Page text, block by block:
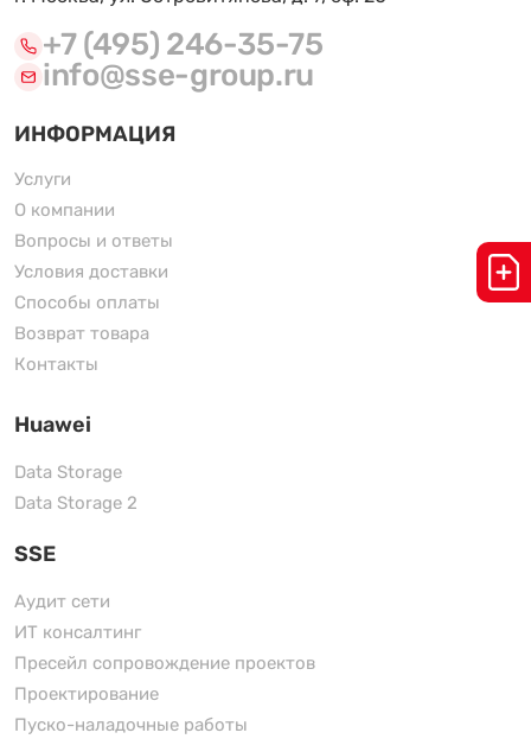
+7 (495) 246-35-75
info@sse-group.ru
ИНФОРМАЦИЯ
Услуги
О компании
Вопросы и ответы
Условия доставки
Способы оплаты
Возврат товара
Контакты
Huawei
Data Storage
Data Storage 2
SSE
Аудит сети
ИТ консалтинг
Пресейл сопровождение проектов
Проектирование
Пуско-наладочные работы